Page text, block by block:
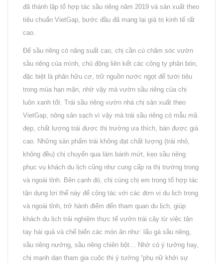
đã thành lập tổ hợp tác sầu riêng năm 2019 và sản xuất theo
tiêu chuẩn VietGap, bước đầu đã mang lại giá trị kinh tế rất
cao.
Để sầu riêng có năng suất cao, chị cần cù chăm sóc vườn
sầu riêng của mình, chủ động liên kết các công ty phân bón,
đặc biệt là phân hữu cơ, trữ nguồn nước ngọt để tưới tiêu
trong mùa hạn mặn, nhờ vậy mà vườn sầu riêng của chị
luôn xanh tốt. Trái sầu riêng vườn nhà chị sản xuất theo
VietGap, nông sản sạch vì vậy mà trái sầu riêng có mẫu mã
đẹp, chất lượng trái được thị trường ưa thích, bán được giá
cao. Những sản phẩm trái không đạt chất lượng (trái nhỏ,
không đều) chị chuyển qua làm bánh mứt, kẹo sầu riêng
phục vụ khách du lịch cũng như cung cấp ra thị trường trong
và ngoài tỉnh. Bên cạnh đó, chị cùng chị em trong tổ hợp tác
tận dụng lợi thế này để cộng tác với các đơn vị du lịch trong
và ngoài tỉnh, trở hành điểm đến tham quan du lịch, giúp
khách du lịch trải nghiệm thực tế vườn trái cây từ việc tận
tay hái quả và chế biến các món ăn như: lẩu gà sầu riêng,
sầu riêng nướng, sầu riêng chiên bột… Nhờ có ý tưởng hay,
chị mạnh dạn tham gia cuộc thi ý tưởng “phụ nữ khởi sự